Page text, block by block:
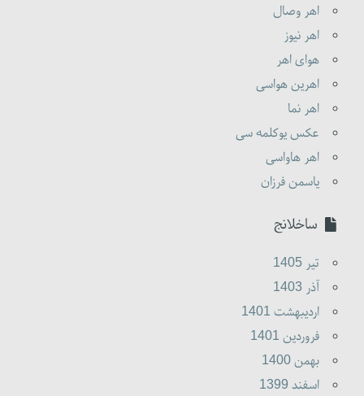
اهر وصال
اهر نیوز
هوای اهر
اهرین هواسی
اهر نما
عکس یوکلمه سی
اهر هاواسی
یاسمن فرزان
ساخلانج
تير 1405
آذر 1403
ارديبهشت 1401
فروردين 1401
بهمن 1400
اسفند 1399